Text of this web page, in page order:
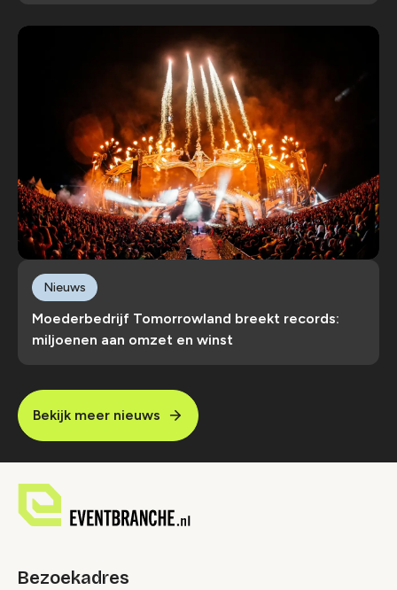
Moederbedrijf Tomorrowland breekt records:
miljoenen aan omzet en winst
Nieuws
Bekijk meer nieuws
Bezoekadres